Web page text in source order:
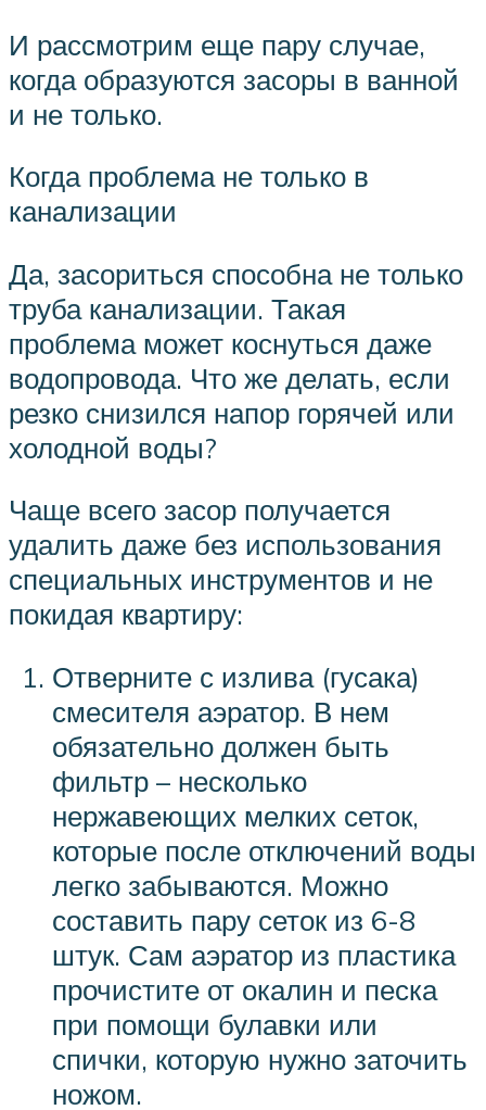
И рассмотрим еще пару случае,
когда образуются засоры в ванной
и не только.
Когда проблема не только в
канализации
Да, засориться способна не только
труба канализации. Такая
проблема может коснуться даже
водопровода. Что же делать, если
резко снизился напор горячей или
холодной воды?
Чаще всего засор получается
удалить даже без использования
специальных инструментов и не
покидая квартиру:
Отверните с излива (гусака)
смесителя аэратор. В нем
обязательно должен быть
фильтр – несколько
нержавеющих мелких сеток,
которые после отключений воды
легко забываются. Можно
составить пару сеток из 6-8
штук. Сам аэратор из пластика
прочистите от окалин и песка
при помощи булавки или
спички, которую нужно заточить
ножом.